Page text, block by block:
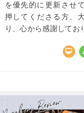
を優先的に更新させ
押してくださる方、
り、心から感謝してお